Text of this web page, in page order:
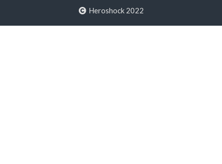
Heroshock 2022